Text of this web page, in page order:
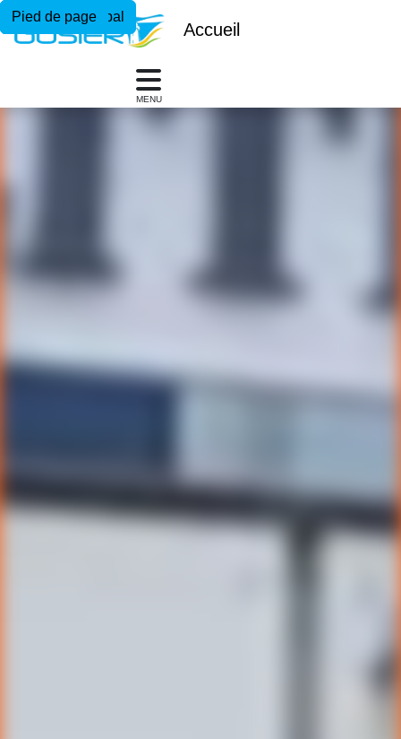
Menu principal
Contenu principal
Pied de page
Accueil
MENU